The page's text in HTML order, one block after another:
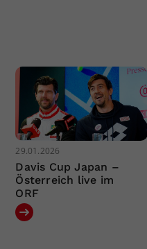
29.01.2026
Davis Cup Japan –
Österreich live im
ORF